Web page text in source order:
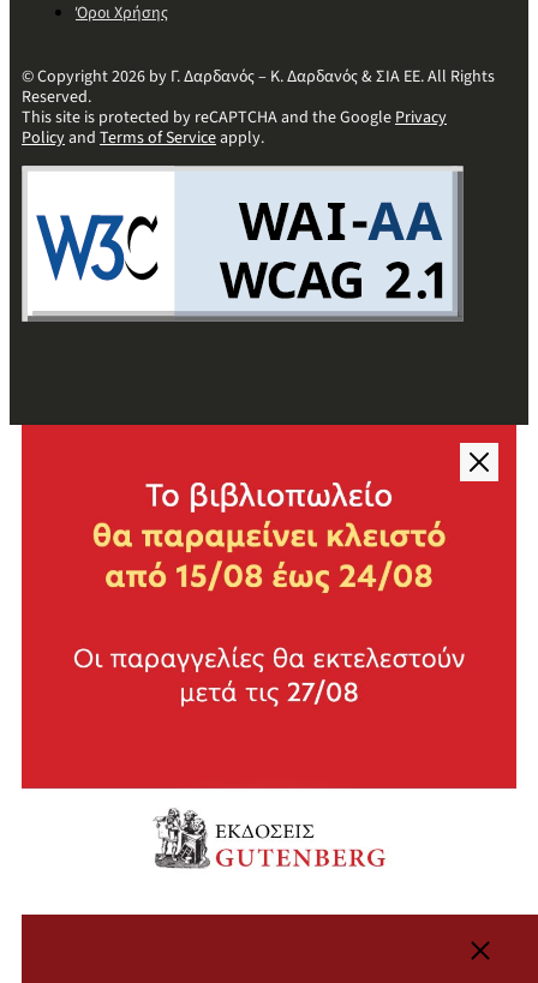
Όροι Χρήσης
© Copyright 2026 by Γ. Δαρδανός – Κ. Δαρδανός & ΣΙΑ ΕΕ. All Rights
Reserved.
This site is protected by reCAPTCHA and the GooglePrivacy
Policyand Terms of Serviceapply.